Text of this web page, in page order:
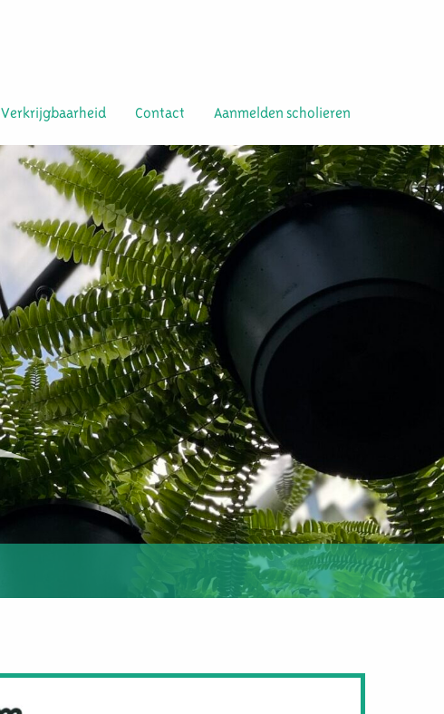
Verkrijgbaarheid Contact Aanmelden scholieren